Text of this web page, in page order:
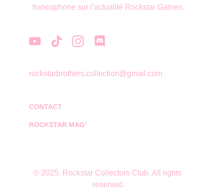
CONTACT
rockstarbrothers.collection@gmail.com
© 2025. Rockstar Collectors Club. All rights
reserved.
ROCKSTAR MAG'
francophone sur l’actualité Rockstar Games.